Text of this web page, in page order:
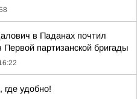
в Паданах почтил
Первой партизанской бригады
где удобно!